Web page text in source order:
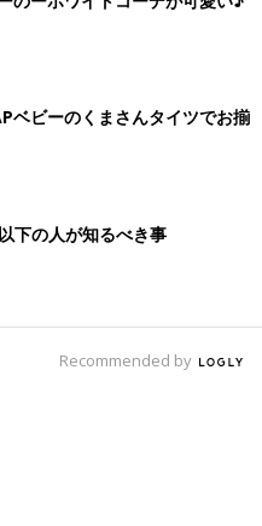
ベビーのくまさんタイツでお揃
下の人が知るべき事
Recommended by